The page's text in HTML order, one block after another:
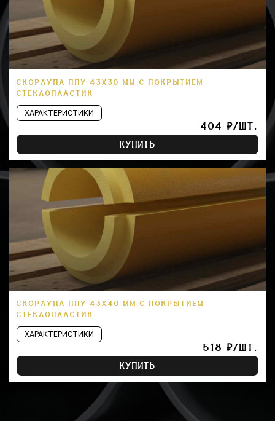
СКОРЛУПА ППУ 43Х30 ММ С ПОКРЫТИЕМ
СТЕКЛОПЛАСТИК
ХАРАКТЕРИСТИКИ
404 ₽/ШТ.
КУПИТЬ
СКОРЛУПА ППУ 43Х40 ММ С ПОКРЫТИЕМ
СТЕКЛОПЛАСТИК
ХАРАКТЕРИСТИКИ
518 ₽/ШТ.
КУПИТЬ